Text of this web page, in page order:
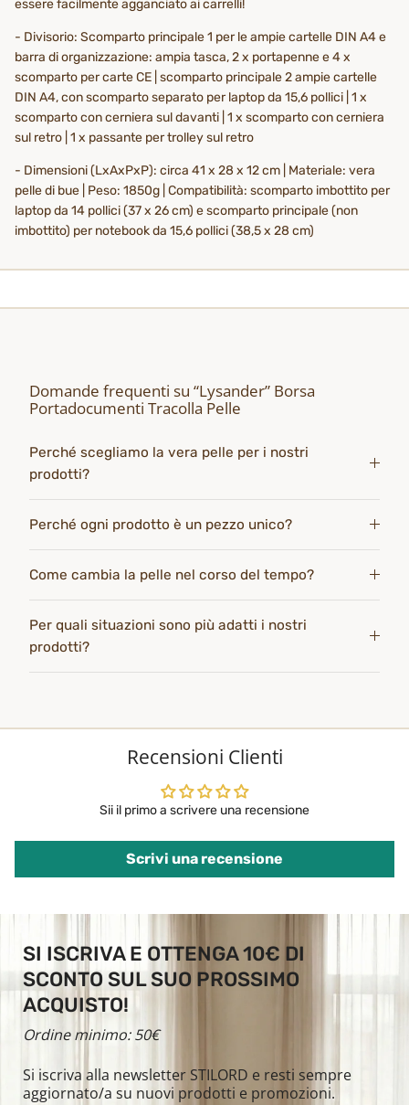
essere facilmente agganciato ai carrelli!
- Divisorio: Scomparto principale 1 per le ampie cartelle DIN A4 e
barra di organizzazione: ampia tasca, 2 x portapenne e 4 x
scomparto per carte CE | scomparto principale 2 ampie cartelle
DIN A4, con scomparto separato per laptop da 15,6 pollici | 1 x
scomparto con cerniera sul davanti | 1 x scomparto con cerniera
sul retro | 1 x passante per trolley sul retro
- Dimensioni (LxAxPxP): circa 41 x 28 x 12 cm | Materiale: vera
pelle di bue | Peso: 1850g | Compatibilità: scomparto imbottito per
laptop da 14 pollici (37 x 26 cm) e scomparto principale (non
imbottito) per notebook da 15,6 pollici (38,5 x 28 cm)
Domande frequenti su “Lysander” Borsa
Portadocumenti Tracolla Pelle
Perché scegliamo la vera pelle per i nostri
prodotti?
Perché ogni prodotto è un pezzo unico?
Come cambia la pelle nel corso del tempo?
Per quali situazioni sono più adatti i nostri
prodotti?
Recensioni Clienti
Sii il primo a scrivere una recensione
Scrivi una recensione
SI ISCRIVA E OTTENGA 10€ DI
SCONTO SUL SUO PROSSIMO
ACQUISTO!
Ordine minimo: 50€
Si iscriva alla newsletter STILORD e resti sempre
aggiornato/a su nuovi prodotti e promozioni.